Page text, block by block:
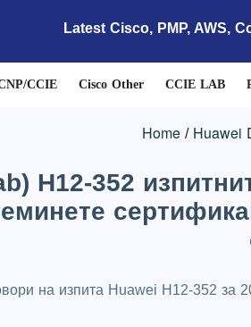
Latest Cisco, PMP, AWS,
CCIE Cisco Other CCIE LAB
Home Huawei
H12-352
на изпита Huawei H12-352 за